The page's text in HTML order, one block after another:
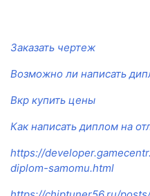
Заказать чертеж
Возможно ли написать
Вкр купить цены
Как написать диплом на
https://
diplom-samomu.html